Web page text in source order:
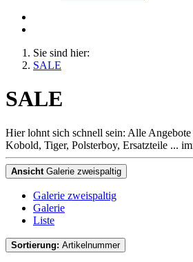
Sie sind hier:
SALE
SALE
Hier lohnt sich schnell sein: Alle
Kobold, Tiger, Polsterboy, Ersatzteile ...
Ansicht Galerie zweispaltig
Galerie zweispaltig
Galerie
Liste
Sortierung: Artikelnummer